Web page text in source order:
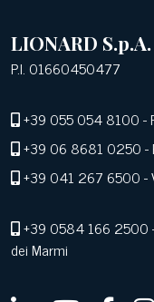
LIONARD
P.I. 01660450477
+39 055 054 8100-
+39 06 8681 0250-
+39 041 267 6500-
+39 0584 166 2500
dei Marmi